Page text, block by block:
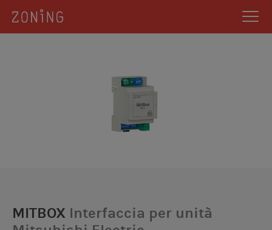
MITBOX Interfaccia per unità